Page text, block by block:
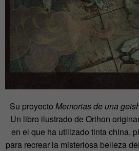
Su proyecto Memorias de una
Un libro ilustrado de Orihon
en el que ha utilizado tinta china,
para recrear la misteriosa belleza